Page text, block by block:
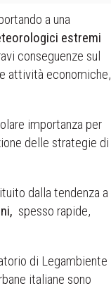
a una
estremi
conseguenze sul
attività economiche,
importanza per
delle strategie di
dalla tendenza a
spesso rapide,
di Legambiente
italiane sono